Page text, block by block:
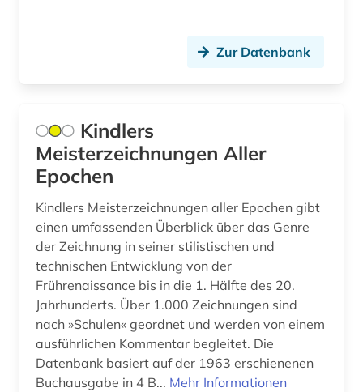
aruba (1)
asch (1)
aschach (1)
asien (4)
astronomie (3)
astronomische beobachtung (1)
astrophysik (2)
atlas (12)
Japan (2)
Kanada (2)
Kroatien (3)
Lettland (2)
Litauen (3)
Mecklenburg-Vorpommern (3)
Mittelamerika (4)
Montenegro (2)
Niederlande (24)
Zur Datenbank
Kindlers
Meisterzeichnungen Aller
Epochen
Kindlers Meisterzeichnungen aller Epochen gibt
einen umfassenden Überblick über das Genre
der Zeichnung in seiner stilistischen und
technischen Entwicklung von der
Frührenaissance bis in die 1. Hälfte des 20.
Jahrhunderts. Über 1.000 Zeichnungen sind
nach »Schulen« geordnet und werden von einem
ausführlichen Kommentar begleitet. Die
Datenbank basiert auf der 1963 erschienenen
Buchausgabe in 4 B... Mehr Informationen